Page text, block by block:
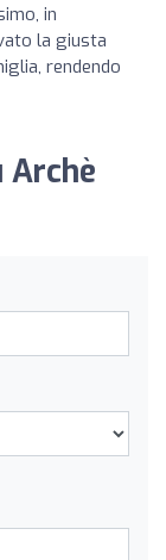
in
la giusta
rendendo
Archè